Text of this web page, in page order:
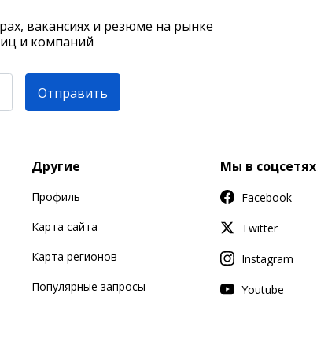
вакансиях и резюме на рынке
и компаний
Отправить
Другие
Профиль
Карта сайта
Карта регионов
Популярные запросы
Мы в соцсетях
Facebook
Twitter
Instagram
Youtube